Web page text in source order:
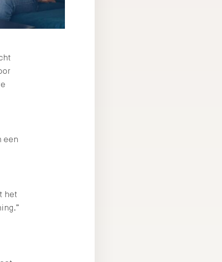
een
het